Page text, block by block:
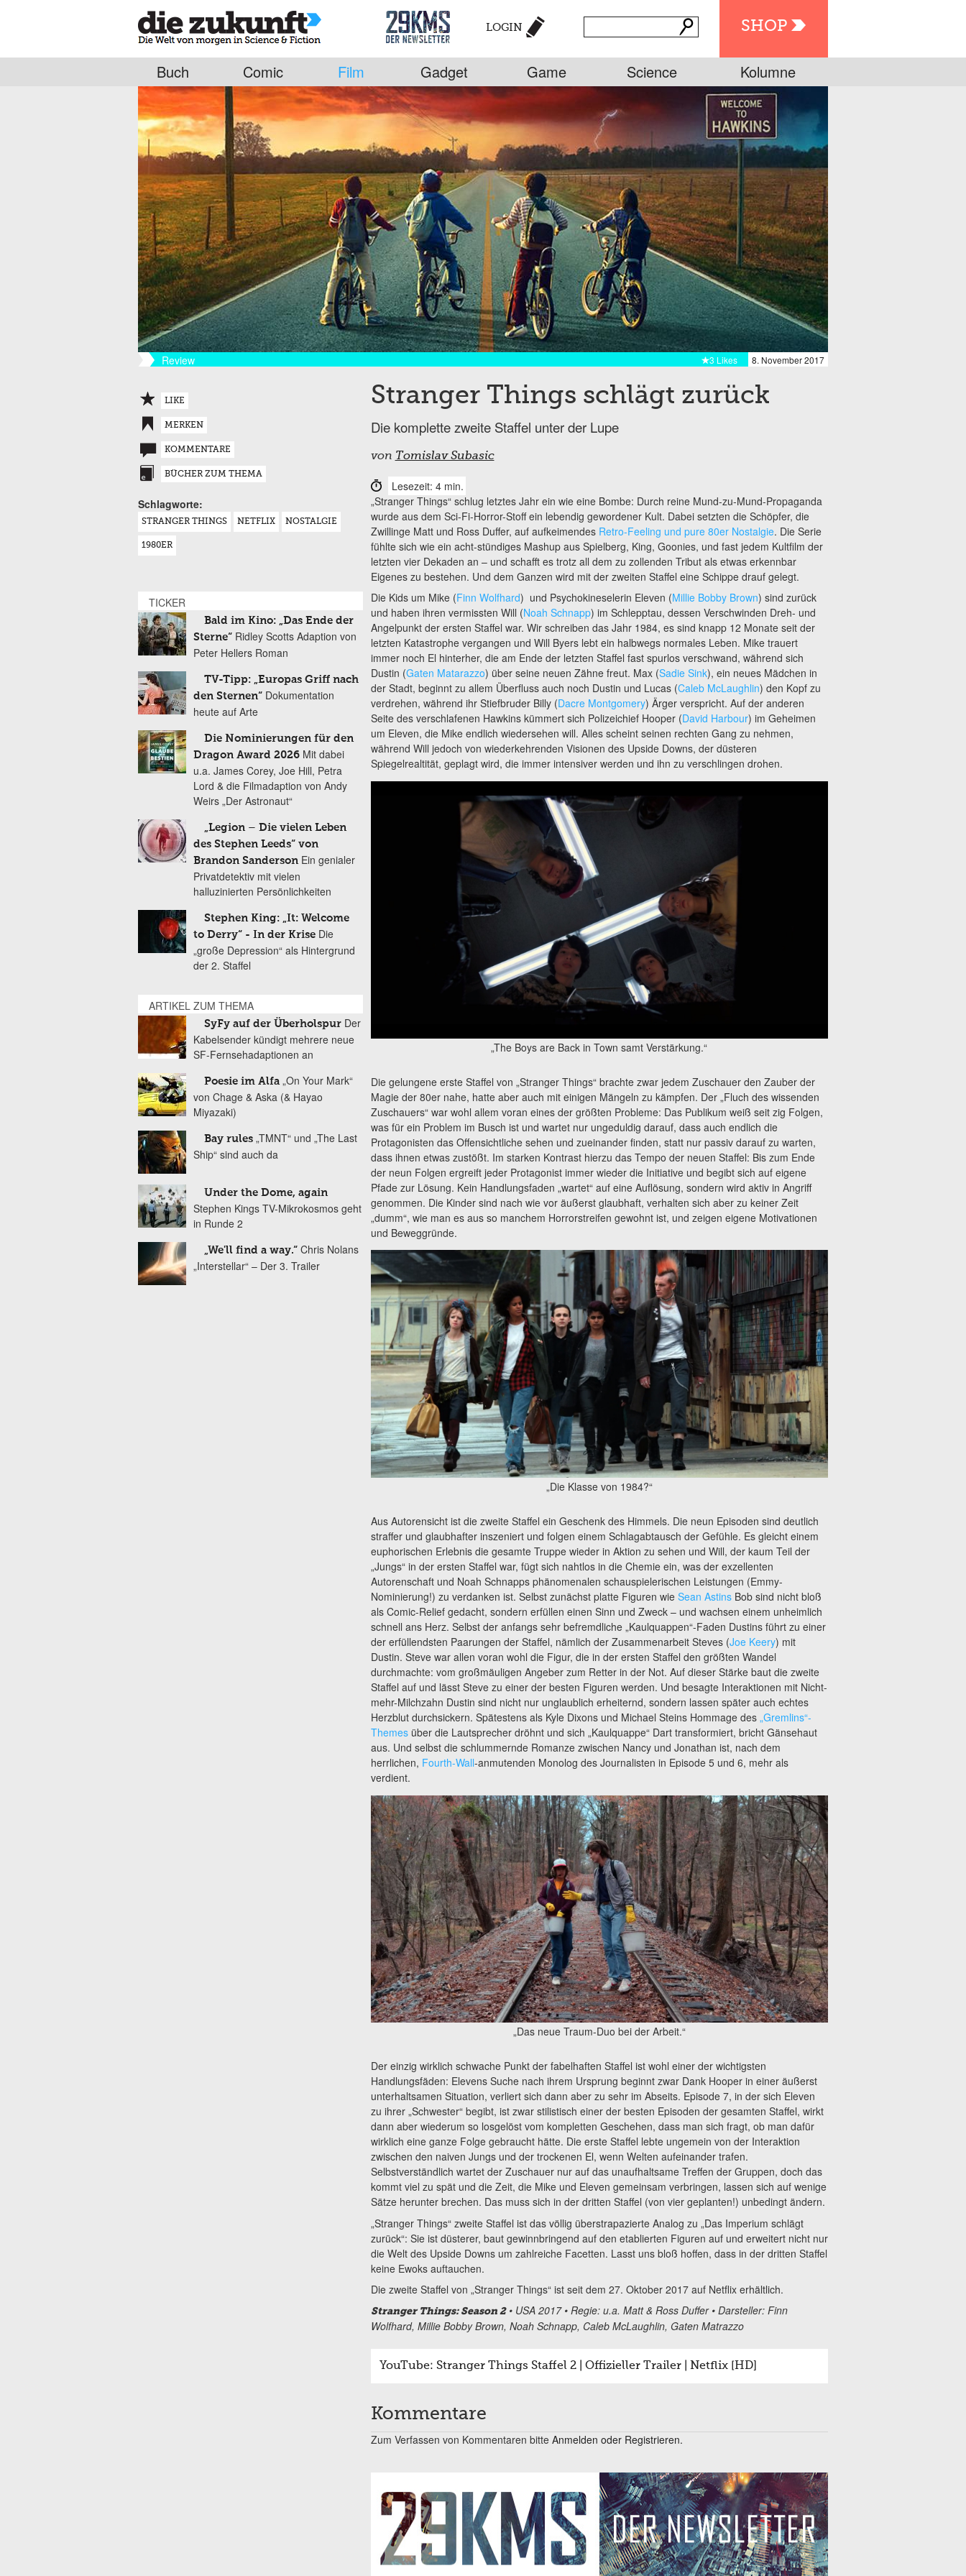
SHOP
LOGIN
Buch Comic Film Gadget Game Science Kolumne
Review 8. November 2017
3 Likes
Stranger Things schlägt zurück
Die komplette zweite Staffel unter der Lupe
von Tomislav Subasic
Lesezeit: 4 min.
„Stranger Things“ schlug letztes Jahr ein wie eine Bombe: Durch reine Mund-zu-Mund-Propaganda
wurde aus dem Sci-Fi-Horror-Stoff ein lebendig gewordener Kult. Dabei setzten die Schöpfer, die
Zwillinge Matt und Ross Duffer, auf aufkeimendes Retro-Feeling und pure 80er Nostalgie. Die Serie
fühlte sich wie ein acht-stündiges Mashup aus Spielberg, King, Goonies, und fast jedem Kultfilm der
letzten vier Dekaden an – und schafft es trotz all dem zu zollenden Tribut als etwas erkennbar
Eigenes zu bestehen. Und dem Ganzen wird mit der zweiten Staffel eine Schippe drauf gelegt.
Die Kids um Mike (Finn Wolfhard) und Psychokineselerin Eleven (Millie Bobby Brown) sind zurück
und haben ihren vermissten Will (Noah Schnapp) im Schlepptau, dessen Verschwinden Dreh- und
Angelpunkt der ersten Staffel war. Wir schreiben das Jahr 1984, es sind knapp 12 Monate seit der
letzten Katastrophe vergangen und Will Byers lebt ein halbwegs normales Leben. Mike trauert
immer noch El hinterher, die am Ende der letzten Staffel fast spurlos verschwand, während sich
Dustin (Gaten Matarazzo) über seine neuen Zähne freut. Max (Sadie Sink), ein neues Mädchen in
der Stadt, beginnt zu allem Überfluss auch noch Dustin und Lucas (Caleb McLaughlin) den Kopf zu
verdrehen, während ihr Stiefbruder Billy (Dacre Montgomery) Ärger verspricht. Auf der anderen
Seite des verschlafenen Hawkins kümmert sich Polizeichief Hooper (David Harbour) im Geheimen
um Eleven, die Mike endlich wiedersehen will. Alles scheint seinen rechten Gang zu nehmen,
während Will jedoch von wiederkehrenden Visionen des Upside Downs, der düsteren
Spiegelrealtität, geplagt wird, die immer intensiver werden und ihn zu verschlingen drohen.
„The Boys are Back in Town samt Verstärkung.“
Die gelungene erste Staffel von „Stranger Things“ brachte zwar jedem Zuschauer den Zauber der
Magie der 80er nahe, hatte aber auch mit einigen Mängeln zu kämpfen. Der „Fluch des wissenden
Zuschauers“ war wohl allem voran eines der größten Probleme: Das Publikum weiß seit zig Folgen,
was für ein Problem im Busch ist und wartet nur ungeduldig darauf, dass auch endlich die
Protagonisten das Offensichtliche sehen und zueinander finden, statt nur passiv darauf zu warten,
dass ihnen etwas zustößt. Im starken Kontrast hierzu das Tempo der neuen Staffel: Bis zum Ende
der neun Folgen ergreift jeder Protagonist immer wieder die Initiative und begibt sich auf eigene
Pfade zur Lösung. Kein Handlungsfaden „wartet“ auf eine Auflösung, sondern wird aktiv in Angriff
genommen. Die Kinder sind nach wie vor äußerst glaubhaft, verhalten sich aber zu keiner Zeit
„dumm“, wie man es aus so manchem Horrorstreifen gewohnt ist, und zeigen eigene Motivationen
und Beweggründe.
„Die Klasse von 1984?“
Aus Autorensicht ist die zweite Staffel ein Geschenk des Himmels. Die neun Episoden sind deutlich
straffer und glaubhafter inszeniert und folgen einem Schlagabtausch der Gefühle. Es gleicht einem
euphorischen Erlebnis die gesamte Truppe wieder in Aktion zu sehen und Will, der kaum Teil der
„Jungs“ in der ersten Staffel war, fügt sich nahtlos in die Chemie ein, was der exzellenten
Autorenschaft und Noah Schnapps phänomenalen schauspielerischen Leistungen (Emmy-
Nominierung!) zu verdanken ist. Selbst zunächst platte Figuren wie Sean AstinsBob sind nicht bloß
als Comic-Relief gedacht, sondern erfüllen einen Sinn und Zweck – und wachsen einem unheimlich
schnell ans Herz. Selbst der anfangs sehr befremdliche „Kaulquappen“-Faden Dustins führt zu einer
der erfüllendsten Paarungen der Staffel, nämlich der Zusammenarbeit Steves (Joe Keery) mit
Dustin. Steve war allen voran wohl die Figur, die in der ersten Staffel den größten Wandel
durchmachte: vom großmäuligen Angeber zum Retter in der Not. Auf dieser Stärke baut die zweite
Staffel auf und lässt Steve zu einer der besten Figuren werden. Und besagte Interaktionen mit Nicht-
mehr-Milchzahn Dustin sind nicht nur unglaublich erheiternd, sondern lassen später auch echtes
Herzblut durchsickern. Spätestens als Kyle Dixons und Michael Steins Hommage des „Gremlins“-
Themesüber die Lautsprecher dröhnt und sich „Kaulquappe“ Dart transformiert, bricht Gänsehaut
aus. Und selbst die schlummernde Romanze zwischen Nancy und Jonathan ist, nach dem
herrlichen, Fourth-Wall-anmutenden Monolog des Journalisten in Episode 5 und 6, mehr als
verdient.
„Das neue Traum-Duo bei der Arbeit.“
Der einzig wirklich schwache Punkt der fabelhaften Staffel ist wohl einer der wichtigsten
Handlungsfäden: Elevens Suche nach ihrem Ursprung beginnt zwar Dank Hooper in einer äußerst
unterhaltsamen Situation, verliert sich dann aber zu sehr im Abseits. Episode 7, in der sich Eleven
zu ihrer „Schwester“ begibt, ist zwar stilistisch einer der besten Episoden der gesamten Staffel, wirkt
dann aber wiederum so losgelöst vom kompletten Geschehen, dass man sich fragt, ob man dafür
wirklich eine ganze Folge gebraucht hätte. Die erste Staffel lebte ungemein von der Interaktion
zwischen den naiven Jungs und der trockenen El, wenn Welten aufeinander trafen.
Selbstverständlich wartet der Zuschauer nur auf das unaufhaltsame Treffen der Gruppen, doch das
kommt viel zu spät und die Zeit, die Mike und Eleven gemeinsam verbringen, lassen sich auf wenige
Sätze herunter brechen. Das muss sich in der dritten Staffel (von vier geplanten!) unbedingt ändern.
„Stranger Things“ zweite Staffel ist das völlig überstrapazierte Analog zu „Das Imperium schlägt
zurück“: Sie ist düsterer, baut gewinnbringend auf den etablierten Figuren auf und erweitert nicht nur
die Welt des Upside Downs um zahlreiche Facetten. Lasst uns bloß hoffen, dass in der dritten Staffel
keine Ewoks auftauchen.
Die zweite Staffel von „Stranger Things“ ist seit dem 27. Oktober 2017 auf Netflix erhältlich.
Stranger Things: Season 2• USA 2017 • Regie: u.a. Matt & Ross Duffer • Darsteller: Finn
Wolfhard, Millie Bobby Brown, Noah Schnapp, Caleb McLaughlin, Gaten Matrazzo
YouTube: Stranger Things Staffel 2 | Offizieller Trailer | Netflix [HD]
Kommentare
Zum Verfassen von Kommentaren bitte Anmelden oder Registrieren.
LIKE
MERKEN
KOMMENTARE
BÜCHER ZUM THEMA
Schlagworte:
STRANGER THINGS NETFLIX NOSTALGIE
1980ER
TICKER
Bald im Kino: „Das Ende der
Sterne“ Ridley Scotts Adaption von
Peter Hellers Roman
TV-Tipp: „Europas Griff nach
den Sternen“ Dokumentation
heute auf Arte
Die Nominierungen für den
Dragon Award 2026 Mit dabei
u.a. James Corey, Joe Hill, Petra
Lord & die Filmadaption von Andy
Weirs „Der Astronaut“
„Legion – Die vielen Leben
des Stephen Leeds“ von
Brandon Sanderson Ein genialer
Privatdetektiv mit vielen
halluzinierten Persönlichkeiten
Stephen King: „It: Welcome
to Derry“ - In der Krise Die
„große Depression“ als Hintergrund
der 2. Staffel
ARTIKEL ZUM THEMA
SyFy auf der Überholspur Der
Kabelsender kündigt mehrere neue
SF-Fernsehadaptionen an
Poesie im Alfa „On Your Mark“
von Chage & Aska (& Hayao
Miyazaki)
Bay rules „TMNT“ und „The Last
Ship“ sind auch da
Under the Dome, again
Stephen Kings TV-Mikrokosmos geht
in Runde 2
„We'll find a way.“ Chris Nolans
„Interstellar“ – Der 3. Trailer